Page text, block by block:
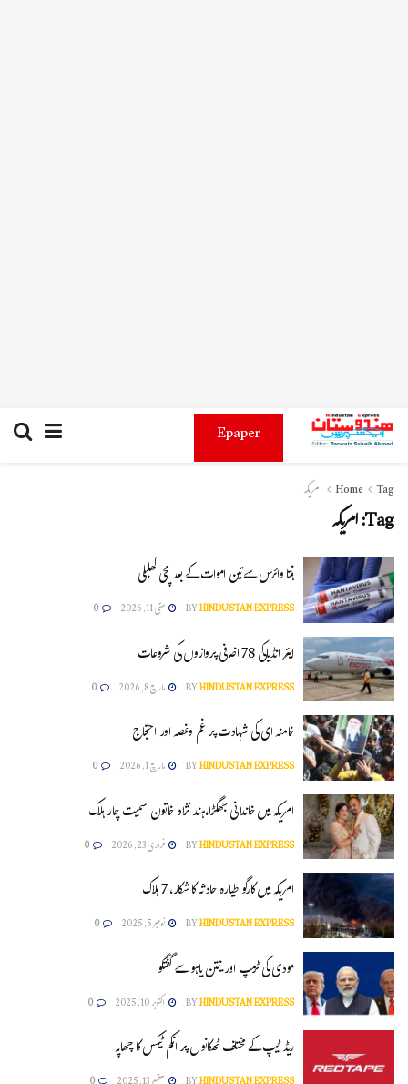
Epaper
Home Tag امریکہ
Tag:امریکہ
ہنتا وائرس سےتین اموات کے بعد مچی کھلبلی
BYHINDUSTAN EXPRESS مئی 11, 2026 0
ایئر انڈیاکی 78 اضافی پروازوں کی شروعات
BYHINDUSTAN EXPRESS مارچ 8, 2026 0
خامنہ ای کی شہادت پر غم وغصہ اور احتجاج
BYHINDUSTAN EXPRESS مارچ 1, 2026 0
امریکہ میں خاندانی جھگڑا،ہند نژاد خاتون سمیت چار ہلاک
BYHINDUSTAN EXPRESS فروری 23, 2026 0
امریکہ میں کارگو طیارہ حادثہ کا شکار، 7 ہلاک
BYHINDUSTAN EXPRESS نومبر 5, 2025 0
مودی کی ٹرمپ اور نیتن یاہو سے گفتگو
BYHINDUSTAN EXPRESS اکتوبر 10, 2025 0
ریڈ ٹیپ کے مختلف ٹھکانوں پر انکم ٹیکس کا چھاپہ